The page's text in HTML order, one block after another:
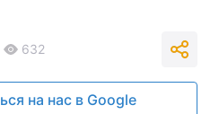
632
на нас в Google